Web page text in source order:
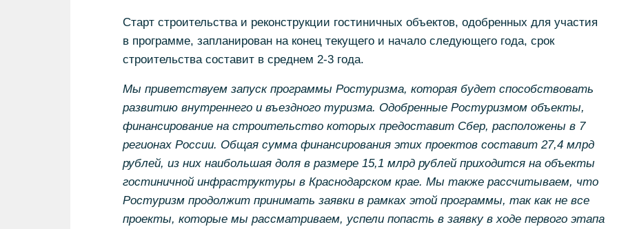
Старт строительства и реконструкции гостиничных объектов, одобренных для участия
в программе, запланирован на конец текущего и начало следующего года, срок
строительства составит в среднем 2-3 года.
Мы приветствуем запуск программы Ростуризма, которая будет способствовать
развитию внутреннего и въездного туризма. Одобренные Ростуризмом объекты,
финансирование на строительство которых предоставит Сбер, расположены в 7
регионах России. Общая сумма финансирования этих проектов составит 27,4 млрд
рублей, из них наибольшая доля в размере 15,1 млрд рублей приходится на объекты
гостиничной инфраструктуры в Краснодарском крае. Мы также рассчитываем, что
Ростуризм продолжит принимать заявки в рамках этой программы, так как не все
проекты, которые мы рассматриваем, успели попасть в заявку в ходе первого этапа